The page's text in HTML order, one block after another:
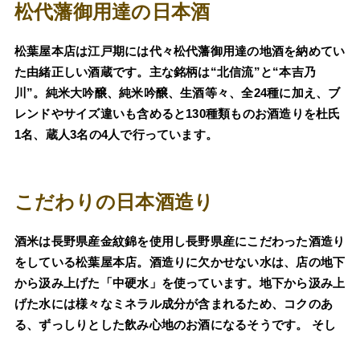
松代藩御用達の日本酒
松葉屋本店は江戸期には代々松代藩御用達の地酒を納めてい
た由緒正しい酒蔵です。主な銘柄は“北信流”と“本吉乃
川”。純米大吟醸、純米吟醸、生酒等々、全24種に加え、ブ
レンドやサイズ違いも含めると130種類ものお酒造りを杜氏
1名、蔵人3名の4人で行っています。
こだわりの日本酒造り
酒米は長野県産金紋錦を使用し長野県産にこだわった酒造り
をしている松葉屋本店。酒造りに欠かせない水は、店の地下
から汲み上げた「中硬水」を使っています。地下から汲み上
げた水には様々なミネラル成分が含まれるため、コクのあ
る、ずっしりとした飲み心地のお酒になるそうです。 そし